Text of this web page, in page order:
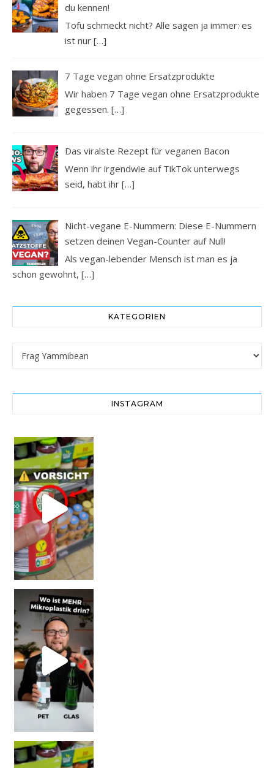
du kennen!
Tofu schmeckt nicht? Alle sagen ja immer: es
ist nur[…]
7 Tage vegan ohne Ersatzprodukte
Wir haben 7 Tage vegan ohne Ersatzprodukte
gegessen.[…]
Das viralste Rezept für veganen Bacon
Wenn ihr irgendwie auf TikTok unterwegs
seid, habt ihr[…]
Nicht-vegane E-Nummern: Diese E-Nummern
setzen deinen Vegan-Counter auf Null!
Als vegan-lebender Mensch ist man es ja
schon gewohnt, […]
KATEGORIEN
INSTAGRAM
Vorsicht! Eine Dell
SCHOCK-STUDIE: Mehr Mikroplastik in Glasflaschen
Vorsicht! Eine Dell